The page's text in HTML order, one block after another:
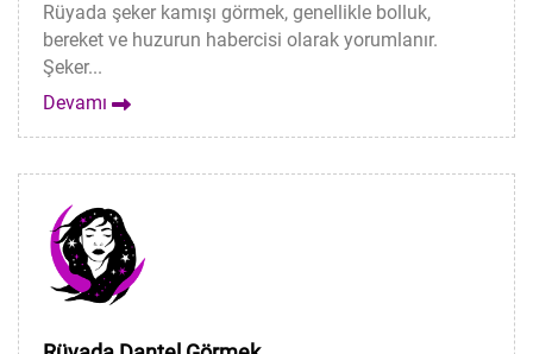
Rüyada şeker kamışı görmek, genellikle bolluk,
bereket ve huzurun habercisi olarak yorumlanır.
Şeker...
Devamı